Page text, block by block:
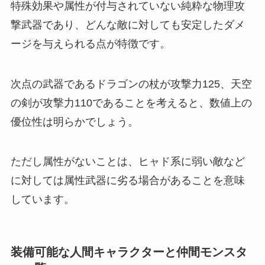
特殊効果や属性が付与されていない純粋な物理攻
撃武器であり、どんな敵に対しても安定したダメ
ージを与えられる点が特徴です。
次点の武器であるドラゴンの杖が攻撃力125、天空
の剣が攻撃力110であることを考えると、数値上の
優位性は明らかでしょう。
ただし属性がないことは、ヒャド系に弱い敵など
に対しては属性武器に劣る場合があることを意味
しています。
装備可能な人間キャラクターと仲間モンスタ